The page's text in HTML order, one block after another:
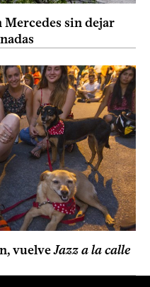
Mercedes sin dejar
vuelveJazz a la calle